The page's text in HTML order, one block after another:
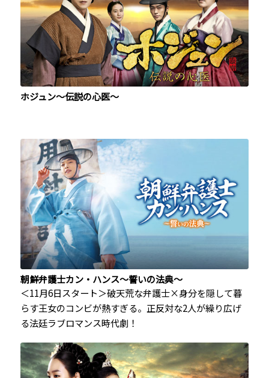
ホジュン～伝説の心医～
朝鮮弁護士カン・ハンス～誓いの法典～
＜11月6日スタート＞破天荒な弁護士×身分を隠して暮
らす王女のコンビが熱すぎる。正反対な2人が繰り広げ
る法廷ラブロマンス時代劇！